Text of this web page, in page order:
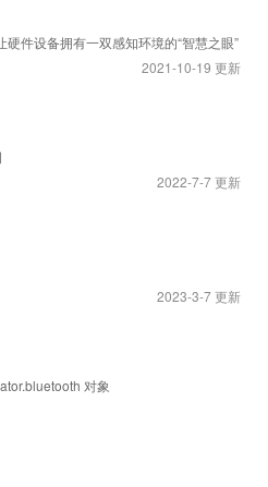
件设备拥有一双感知环境的“智慧之眼”
2021-10-19 更新
2022-7-7 更新
2023-3-7 更新
对象